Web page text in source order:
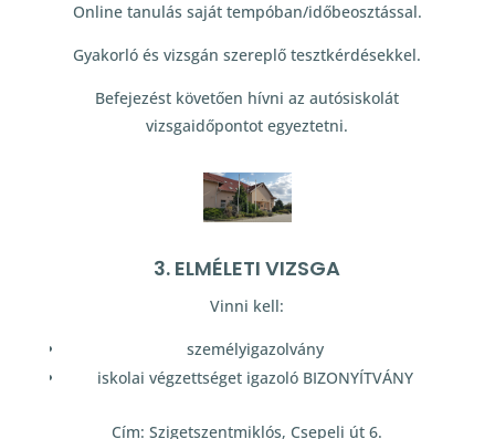
Online tanulás saját tempóban/időbeosztással.
Gyakorló és vizsgán szereplő tesztkérdésekkel.
Befejezést követően hívni az autósiskolát
vizsgaidőpontot egyeztetni.
3. ELMÉLETI VIZSGA
Vinni kell:
személyigazolvány
iskolai végzettséget igazoló BIZONYÍTVÁNY
Cím: Szigetszentmiklós, Csepeli út 6.